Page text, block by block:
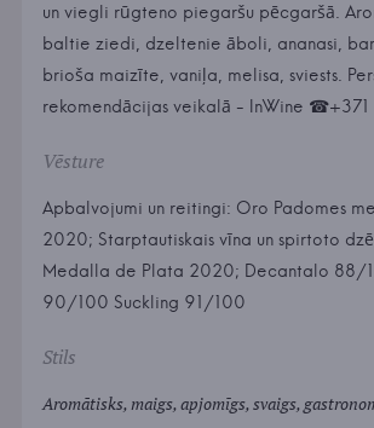
un viegli rūgteno piegaršu pēcgaršā.
baltie ziedi, dzeltenie āboli, ananasi,
brioša maizīte, vaniļa, melisa, sviests.
rekomendācijas veikalā - InWine
Vēsture
Apbalvojumi un reitingi: Oro Padomes
2020; Starptautiskais vīna un spirtoto
Medalla de Plata 2020; Decantalo 88/
90/100 Suckling 91/100
Stils
Aromātisks, maigs, apjomīgs, svaigs,